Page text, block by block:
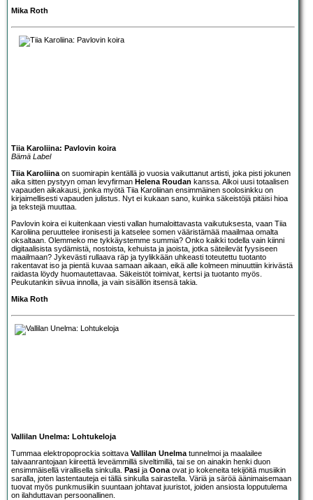
Mika Roth
Tiia Karoliina: Pavlovin koira
Bämä Label
Tiia Karoliina on suomirapin kentällä jo vuosia vaikuttanut artisti, joka pisti jokunen
aika sitten pystyyn oman levyfirman Helena Roudan kanssa. Alkoi uusi totaalisen
vapauden aikakausi, jonka myötä Tiia Karoliinan ensimmäinen soolosinkku on
kirjaimellisesti vapauden julistus. Nyt ei kukaan sano, kuinka säkeistöjä pitäisi hioa
ja tekstejä muuttaa.
Pavlovin koira ei kuitenkaan viesti vallan humaloittavasta vaikutuksesta, vaan Tiia
Karoliina peruuttelee ironisesti ja katselee somen vääristämää maailmaa omalta
oksaltaan. Olemmeko me tykkäystemme summia? Onko kaikki todella vain kiinni
digitaalisista sydämistä, nostoista, kehuista ja jaoista, jotka säteilevät fyysiseen
maailmaan? Jykevästi rullaava räp ja tyylikkään uhkeasti toteutettu tuotanto
rakentavat iso ja pientä kuvaa samaan aikaan, eikä alle kolmeen minuuttiin kirivästä
raidasta löydy huomautettavaa. Säkeistöt toimivat, kertsi ja tuotanto myös.
Peukutankin siivua innolla, ja vain sisällön itsensä takia.
Mika Roth
Vallilan Unelma: Lohtukeloja
Tummaa elektropoprockia soittava Vallilan Unelma tunnelmoi ja maalailee
taivaanrantojaan kiireettä leveämmillä siveltimillä, tai se on ainakin henki duon
ensimmäisellä virallisella sinkulla. Pasi ja Oona ovat jo kokeneita tekijöitä musiikin
saralla, joten lastentauteja ei tällä sinkulla sairastella. Väriä ja säröä äänimaisemaan
tuovat myös punkmusiikin suuntaan johtavat juuristot, joiden ansiosta lopputulema
on ilahduttavan persoonallinen.